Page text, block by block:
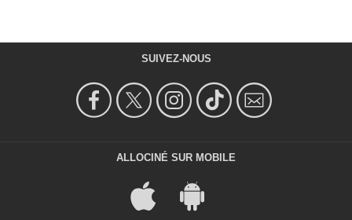
SUIVEZ-NOUS
ALLOCINÉ SUR MOBILE